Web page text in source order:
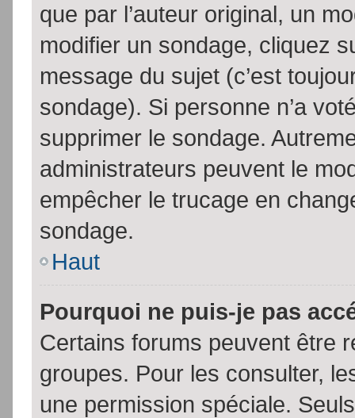
que par l’auteur original, un
modifier un sondage, cliquez
message du sujet (c’est
sondage). Si personne n’a
supprimer le sondage.
administrateurs peuvent le
empêcher le trucage en
sondage.
Haut
Pourquoi ne puis-je pas
Certains forums peuvent être
groupes. Pour les consulter,
une permission spéciale.